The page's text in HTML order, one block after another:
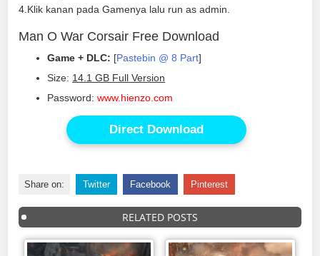
4.Klik kanan pada Gamenya lalu run as admin.
Man O War Corsair Free Download
Game + DLC: [Pastebin @ 8 Part]
Size: 14.1 GB Full Version
Password:www.hienzo.com
Direct Download
Share on: Twitter Facebook Pinterest
RELATED POSTS